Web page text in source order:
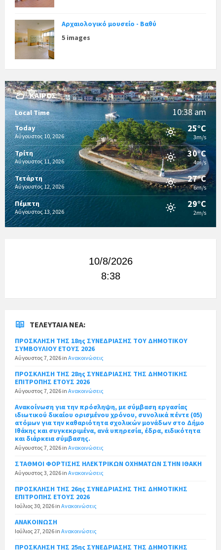
Αρχαιολογικό μουσείο - Βαθύ
5 images
ΚΑΙΡΌΣ
Local Time 10:38 am
Today
Αύγουστος 10, 2026
25°C
3m/s
Τρίτη
Αύγουστος 11, 2026
30°C
4m/s
Τετάρτη
Αύγουστος 12, 2026
27°C
6m/s
Πέμπτη
Αύγουστος 13, 2026
29°C
2m/s
10/8/2026
8:38
ΤΕΛΕΥΤΑΊΑ ΝΈΑ:
ΠΡΟΣΚΛΗΣΗ ΤΗΣ 18ης ΣΥΝΕΔΡΙΑΣΗΣ ΤΟΥ ΔΗΜΟΤΙΚΟΥ
ΣΥΜΒΟΥΛΙΟΥ ΕΤΟΥΣ 2026
Αύγουστος 7, 2026 in Ανακοινώσεις
ΠΡΟΣΚΛΗΣΗ ΤΗΣ 28ης ΣΥΝΕΔΡΙΑΣΗΣ ΤΗΣ ΔΗΜΟΤΙΚΗΣ
ΕΠΙΤΡΟΠΗΣ ΕΤΟΥΣ 2026
Αύγουστος 7, 2026 in Ανακοινώσεις
Ανακοίνωση για την πρόσληψη, με σύμβαση εργασίας
ιδιωτικού δικαίου ορισμένου χρόνου, συνολικά πέντε (05)
ατόμων για την καθαριότητα σχολικών μονάδων στο Δήμο
Ιθάκης και συγκεκριμένα, ανά υπηρεσία, έδρα, ειδικότητα
και διάρκεια σύμβασης.
Αύγουστος 7, 2026 in Ανακοινώσεις
ΣΤΑΘΜΟΙ ΦΟΡΤΙΣΗΣ ΗΛΕΚΤΡΙΚΩΝ ΟΧΗΜΑΤΩΝ ΣΤΗΝ ΙΘΑΚΗ
Αύγουστος 3, 2026 in Ανακοινώσεις
ΠΡΟΣΚΛΗΣΗ ΤΗΣ 26ης ΣΥΝΕΔΡΙΑΣΗΣ ΤΗΣ ΔΗΜΟΤΙΚΗΣ
ΕΠΙΤΡΟΠΗΣ ΕΤΟΥΣ 2026
Ιούλιος 30, 2026 in Ανακοινώσεις
ΑΝΑΚΟΙΝΩΣΗ
Ιούλιος 27, 2026 in Ανακοινώσεις
ΠΡΟΣΚΛΗΣΗ ΤΗΣ 25ης ΣΥΝΕΔΡΙΑΣΗΣ ΤΗΣ ΔΗΜΟΤΙΚΗΣ